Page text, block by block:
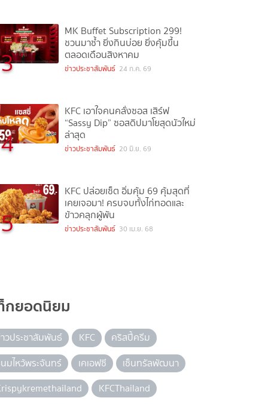
3
MK Buffet Subscription 299!
ชวนมาซ้ำ ยิ่งกินบ่อย ยิ่งคุ้มขึ้น
ตลอดเดือนสิงหาคม
ข่าวประชาสัมพันธ์ 24 ก.ค. 69
4
KFC เอาใจคนคลั่งซอส เสิร์ฟ
“Sassy Dip” ซอสดิปมาโยสุดนัวใหม่
ล่าสุด
ข่าวประชาสัมพันธ์ 20 มิ.ย. 69
5
KFC ปล่อยเซ็ต อิ่มคุ้ม 69 คุ้มสุดที่
เคยเจอมา! ครบจบทั้งไก่ทอดและ
ข้าวคลุกผู้พัน
ข่าวประชาสัมพันธ์ 30 เม.ย. 68
กยอดนิยม
วประชาสัมพันธ์ KFC
คริสปี้ครีม
มไหว้พระจันทร์
เคเอฟซี
เซ็นทรัลพัฒนา
KFCThailand